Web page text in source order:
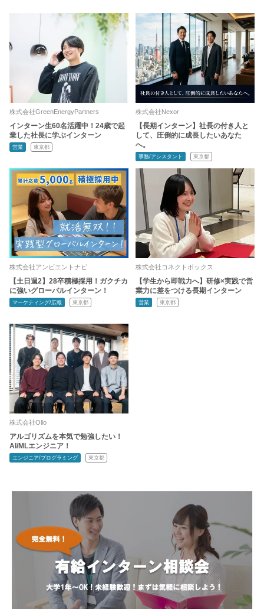
株式会社GreenEnergyPartners
インターン生60名活躍中！24歳で起
業した社長に学ぶインターン
営業 東京都
株式会社Nexor
【長期インターン】社長の付き人と
して、圧倒的に成長したいあなた
へ。
事務/アシスタント 東京都
株式会社アンビエントナビ
【土日週2】28卒積極採用！ガクチカ
に強いグローバルインターン！
マーケティング/広報 東京都
株式会社コネクトボックス
【学生から即戦力へ】研修×実践で営
業力に差をつける長期インターン
営業 東京都
株式会社Ollo
アルゴリズムを本気で勉強したい！
AI/MLエンジニア！
エンジニア/プログラミング 東京都